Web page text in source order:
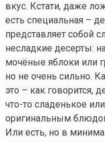
вкус. Кстати, даже
есть специальная –
представляет собой
несладкие десерты:
мочёные яблоки или
но не очень сильно.
это – как говорится,
что-то сладенькое
оригинальным
Или есть, но в